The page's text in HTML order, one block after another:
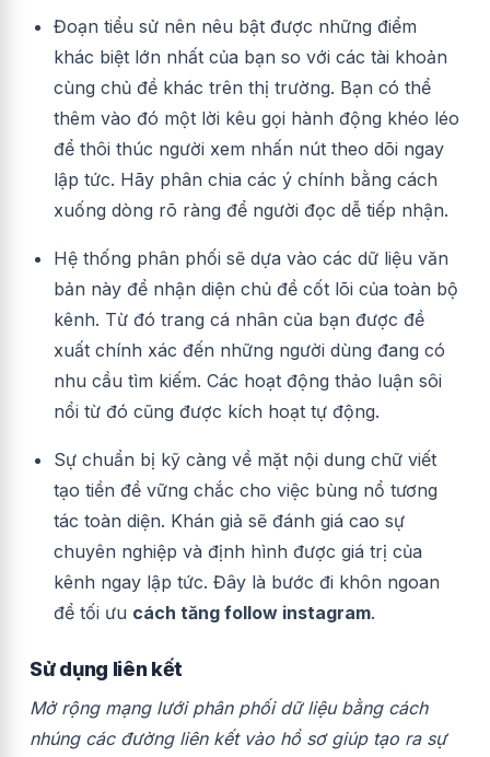
Đoạn tiểu sử nên nêu bật được những điểm
khác biệt lớn nhất của bạn so với các tài khoản
cùng chủ đề khác trên thị trường. Bạn có thể
thêm vào đó một lời kêu gọi hành động khéo léo
để thôi thúc người xem nhấn nút theo dõi ngay
lập tức. Hãy phân chia các ý chính bằng cách
xuống dòng rõ ràng để người đọc dễ tiếp nhận.
Hệ thống phân phối sẽ dựa vào các dữ liệu văn
bản này để nhận diện chủ đề cốt lõi của toàn bộ
kênh. Từ đó trang cá nhân của bạn được đề
xuất chính xác đến những người dùng đang có
nhu cầu tìm kiếm. Các hoạt động thảo luận sôi
nổi từ đó cũng được kích hoạt tự động.
Sự chuẩn bị kỹ càng về mặt nội dung chữ viết
tạo tiền đề vững chắc cho việc bùng nổ tương
tác toàn diện. Khán giả sẽ đánh giá cao sự
chuyên nghiệp và định hình được giá trị của
kênh ngay lập tức. Đây là bước đi khôn ngoan
để tối ưu cách tăng follow instagram.
Sử dụng liên kết
Mở rộng mạng lưới phân phối dữ liệu bằng cách
nhúng các đường liên kết vào hồ sơ giúp tạo ra sự